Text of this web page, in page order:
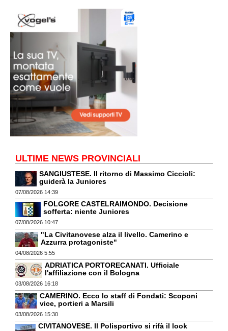
ULTIME NEWS PROVINCIALI
SANGIUSTESE. Il ritorno di Massimo Ciccioli:
guiderà la Juniores
07/08/2026 14:39
FOLGORE CASTELRAIMONDO. Decisione
sofferta: niente Juniores
07/08/2026 10:47
"La Civitanovese alza il livello. Camerino e
Azzurra protagoniste"
04/08/2026 5:55
ADRIATICA PORTORECANATI. Ufficiale
l'affiliazione con il Bologna
03/08/2026 16:18
CAMERINO. Ecco lo staff di Fondati: Scoponi
vice, portieri a Marsili
03/08/2026 15:30
CIVITANOVESE. Il Polisportivo si rifà il look